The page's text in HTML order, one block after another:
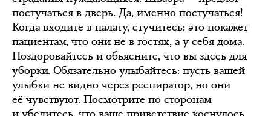
постучаться в дверь. Да, именно постучаться!
Когда входите в палату, стучитесь: это покажет
пациентам, что они не в гостях, а у себя дома.
Поздоровайтесь и объясните, что вы здесь для
уборки. Обязательно улыбайтесь: пусть вашей
улыбки не видно через респиратор, но они
её чувствуют. Посмотрите по сторонам